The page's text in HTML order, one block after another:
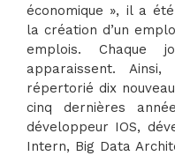
économique », il a
la création d’un
emplois. Chaque
apparaissent.
répertorié dix
cinq dernières
développeur IOS,
Intern, Big Data